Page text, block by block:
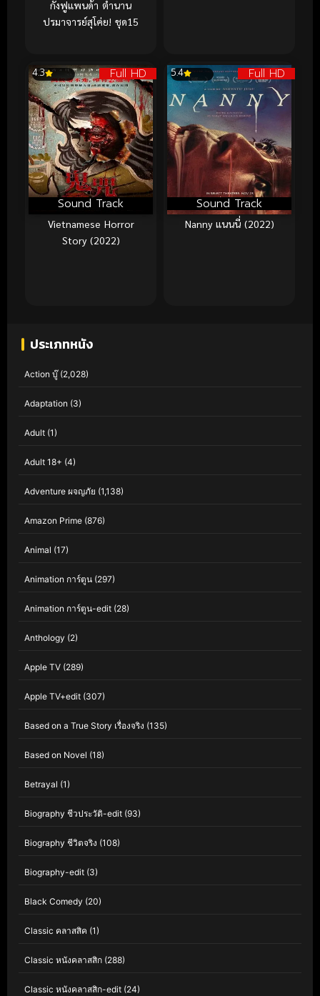
กังฟูแพนด้า ตำนาน
ปรมาจารย์สุโค่ย! ชุด15
Full HD
Sound Track
4.3
Vietnamese Horror
Story (2022)
Full HD
Sound Track
5.4
Nanny แนนนี่ (2022)
ประเภทหนัง
Action บู๊(2,028)
Adaptation (3)
Adult (1)
Adult 18+ (4)
Adventure ผจญภัย (1,138)
Amazon Prime (876)
Animal (17)
Animation การ์ตูน (297)
Animation การ์ตูน-edit (28)
Anthology (2)
Apple TV (289)
Apple TV+edit (307)
Based on a True Story เรื่องจริง (135)
Based on Novel (18)
Betrayal (1)
Biography ชีวประวัติ-edit (93)
Biography ชีวิตจริง (108)
Biography-edit (3)
Black Comedy (20)
Classic คลาสสิค (1)
Classic หนังคลาสสิก (288)
Classic หนังคลาสสิก-edit (24)